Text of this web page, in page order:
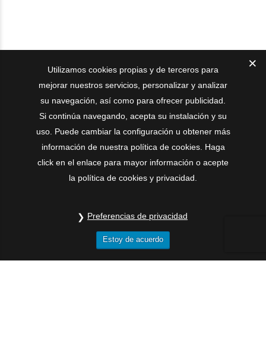
Utilizamos cookies propias y de terceros para
mejorar nuestros servicios, personalizar y analizar
su navegación, así como para ofrecer publicidad.
Si continúa navegando, acepta su instalación y su
uso. Puede cambiar la configuración u obtener más
información de nuestra política de cookies. Haga
click en el enlace para mayor información o acepte
la política de cookies y privacidad.
Preferencias de privacidad
Estoy de acuerdo